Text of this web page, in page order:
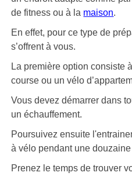
de fitness ou à la maison.
En effet, pour ce type de
s’offrent à vous.
La première option consiste
course ou un vélo
Vous devez démarrer dans
un échauffement.
Poursuivez ensuite
à vélo pendant une
Prenez le temps de trouver